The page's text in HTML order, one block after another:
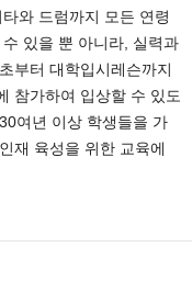
와 드럼까지 모든 연령
있을 뿐 아니라, 실력과
부터 대학입시레슨까지
참가하여 입상할 수 있도
여년 이상 학생들을 가
재 육성을 위한 교육에